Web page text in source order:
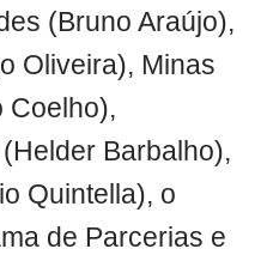
(Bruno Araújo),
Oliveira), Minas
Coelho),
Barbalho),
Quintella), o
de Parcerias e